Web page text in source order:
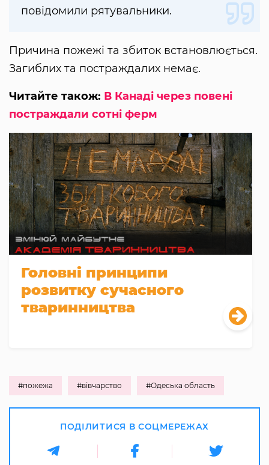
повідомили рятувальники.
Причина пожежі та збиток встановлюється.
Загиблих та постраждалих немає.
Читайте також: В Канаді через повені
постраждали сотні ферм
Головні принципи
розвитку сучасного
тваринництва
#пожежа #вівчарство #Одеська область
ПОДІЛИТИСЯ В СОЦМЕРЕЖАХ